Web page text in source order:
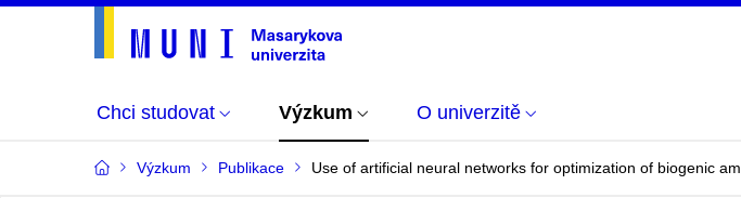
Chci studovat Výzkum O univerzitě
Výzkum Publikace Use of artificial neural networks for optimization of biogenic